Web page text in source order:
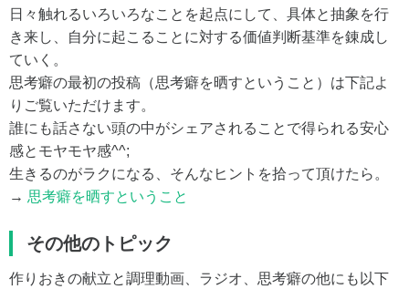
日々触れるいろいろなことを起点にして、具体と抽象を行
き来し、自分に起こることに対する価値判断基準を錬成し
ていく。
思考癖の最初の投稿（思考癖を晒すということ）は下記よ
りご覧いただけます。
誰にも話さない頭の中がシェアされることで得られる安心
感とモヤモヤ感^^;
生きるのがラクになる、そんなヒントを拾って頂けたら。
→ 思考癖を晒すということ
その他のトピック
作りおきの献立と調理動画、ラジオ、思考癖の他にも以下